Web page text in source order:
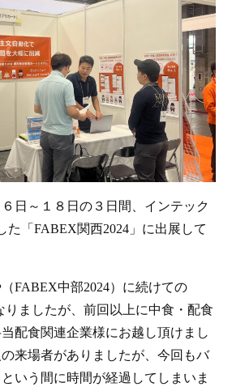
日～１８日の３日間、インテック
た「FABEX関西2024」に出展して
FABEX中部2024）に続けての
りましたが、前回以上に中食・配食
配食関連企業様にお越し頂けまし
来場者がありましたが、今回もバ
いう間に時間が経過してしまいま